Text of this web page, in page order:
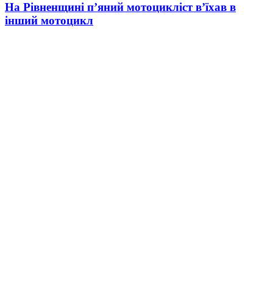
На Рівненщині п’яний мотоцикліст в’їхав в
інший мотоцикл